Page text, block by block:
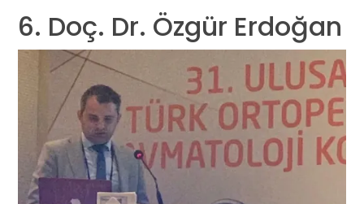
6. Doç. Dr. Özgür Erdoğan